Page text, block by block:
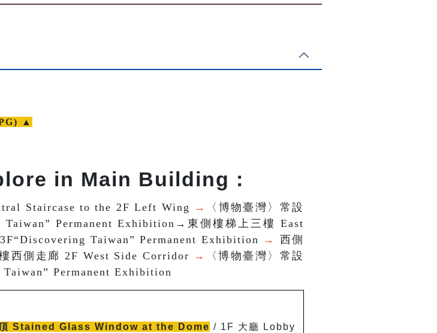
▲
in Main Building ：
Staircase to the 2F Left Wing →
〈博物臺灣〉常設
Permanent Exhibition→東側樓梯上三樓 East
Taiwan” Permanent Exhibition →
西側
西側走廊 2F West Side Corridor →
〈博物臺灣〉常設
Permanent Exhibition
Stained Glass Window at the Dome / 1F 大廳 Lobby